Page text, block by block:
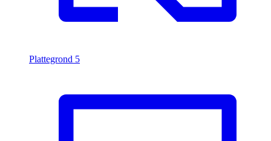
Plattegrond 5